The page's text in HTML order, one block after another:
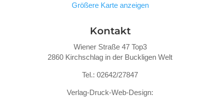
Größere Karte anzeigen
Kontakt
Wiener Straße 47 Top3
2860 Kirchschlag in der Buckligen Welt
Tel.: 02642/27847
Verlag-Druck-Web-Design: